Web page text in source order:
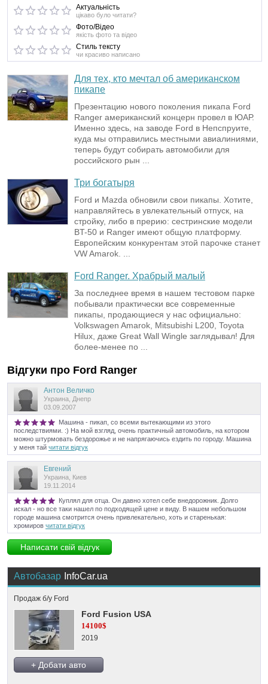
Актуальність
цікаво було читати?
Фото/Відео
якість фото та відео
Стиль тексту
чи красиво написано
Для тех, кто мечтал об американском
пикапе
Презентацию нового поколения пикапа Ford
Ranger американский концерн провел в ЮАР.
Именно здесь, на заводе Ford в Непспруите,
куда мы отправились местными авиалиниями,
теперь будут собирать автомобили для
российского рын ...
Три богатыря
Ford и Mazda обновили свои пикапы. Хотите,
направляйтесь в увлекательный отпуск, на
стройку, либо в прерию: сестринские модели
BT-50 и Ranger имеют общую платформу.
Европейским конкурентам этой парочке станет
VW Amarok. ...
Ford Ranger. Храбрый малый
За последнее время в нашем тестовом парке
побывали практически все современные
пикапы, продающиеся у нас официально:
Volkswagen Amarok, Mitsubishi L200, Toyota
Hilux, даже Great Wall Wingle заглядывал! Для
более-менее по ...
Відгуки про Ford Ranger
Антон Величко
Украина, Днепр
03.09.2007
Машина - пикап, со всеми вытекающими из этого
последствиями. :) На мой взгляд, очень практичный автомобиль, на котором
можно штурмовать бездорожье и не напрягаючись ездить по городу. Машина
у меня тай читати відгук
Евгений
Украина, Киев
19.11.2014
Куплял для отца. Он давно хотел себе внедорожник. Долго
искал - но все таки нашел по подходящей цене и виду. В нашем небольшом
городе машина смотрится очень привлекательно, хоть и старенькая:
хромиров читати відгук
Написати свій відгук
Автобазар InfoCar.ua
Продаж б/у Ford
Ford Fusion USA
14100$
2019
+ Добати авто